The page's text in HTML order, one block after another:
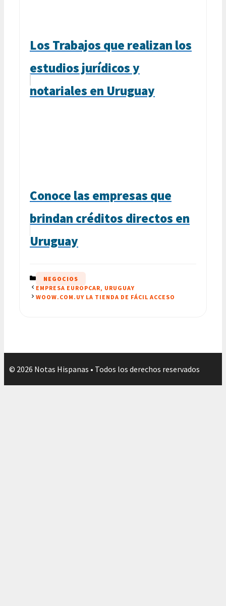
Los Trabajos que realizan los
estudios jurídicos y
notariales en Uruguay
Conoce las empresas que
brindan créditos directos en
Uruguay
CATEGORÍAS
NEGOCIOS
EMPRESA EUROPCAR, URUGUAY
WOOW.COM.UY LA TIENDA DE FÁCIL ACCESO
© 2026 Notas Hispanas • Todos los derechos reservados